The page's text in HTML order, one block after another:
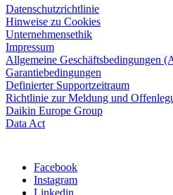
Datenschutzrichtlinie
Hinweise zu Cookies
Unternehmensethik
Impressum
Allgemeine Geschäftsbedingungen
Garantiebedingungen
Definierter Supportzeitraum
Richtlinie zur Meldung und
Daikin Europe Group
Data Act
Facebook
Instagram
Linkedin